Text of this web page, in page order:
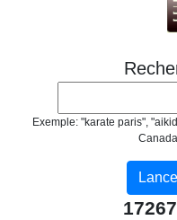
Exemple: "karate paris",
17267